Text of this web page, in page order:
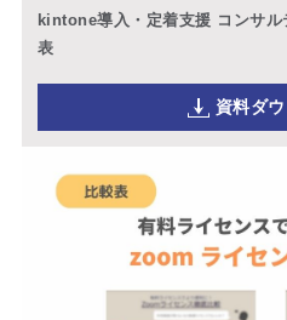
kintone導入・定着支援 コンサ
表
資料ダ